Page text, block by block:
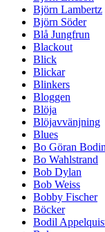
Björn Lambertz
Björn Söder
Blå Jungfrun
Blackout
Blick
Blickar
Blinkers
Bloggen
Blöja
Blöjavvänjning
Blues
Bo Göran Bodin
Bo Wahlstrand
Bob Dylan
Bob Weiss
Bobby Fischer
Böcker
Bodil